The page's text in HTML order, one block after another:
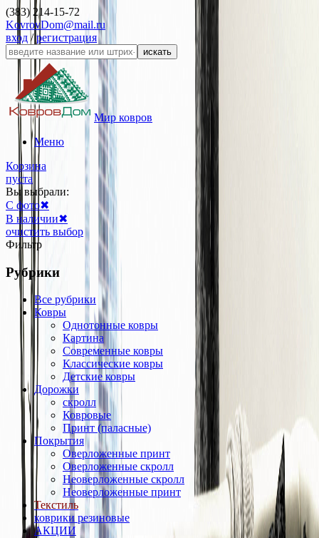
(383) 214-15-72
KovrovDom@mail.ru
вход/регистрация
искать
Мир ковров
Меню
Корзина
пуста
Вы выбрали:
С фото✖
В наличии✖
очистить выбор
Фильтр
Рубрики
Все рубрики
Ковры
Однотонные ковры
Картина
Современные ковры
Классические ковры
Детские ковры
Дорожки
скролл
Ковровые
Принт (паласные)
Покрытия
Оверложенные принт
Оверложенные скролл
Неоверложенные скролл
Неоверложенные принт
Текстиль
коврики резиновые
АКЦИИ